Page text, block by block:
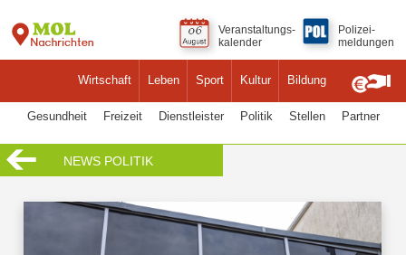
Wirtschaft Leben Sport Kultur Bildung
Veranstaltungs-
kalender
Polizei-
meldungen
Gesundheit Freizeit Dienstleister Politik Stellen Partner
NEWS POLITIK